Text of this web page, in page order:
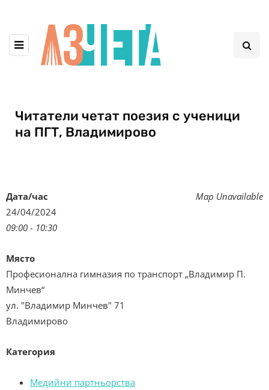
Читатели четат поезия с ученици
на ПГТ, Владимирово
Map Unavailable
Дата/час
24/04/2024
09:00 - 10:30
Място
Професионална гимназия по транспорт „Владимир П.
Минчев“
ул. "Владимир Минчев" 71
Владимирово
Категория
Медийни партньорства